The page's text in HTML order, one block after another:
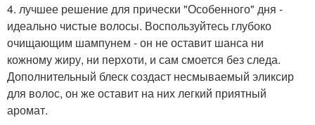
4. лучшее решение для прически "Особенного" дня -
идеально чистые волосы. Воспользуйтесь глубоко
очищающим шампунем - он не оставит шанса ни
кожному жиру, ни перхоти, и сам смоется без следа.
Дополнительный блеск создаст несмываемый эликсир
для волос, он же оставит на них легкий приятный
аромат.